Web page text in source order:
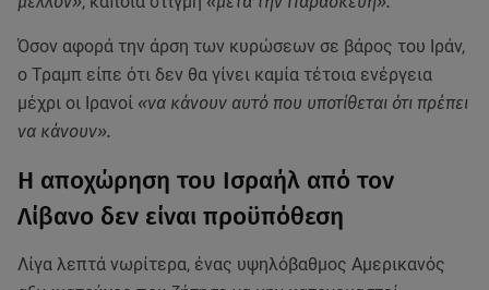
Όσον αφορά την άρση των κυρώσεων σε βάρος του Ιράν,
ο Τραμπ είπε ότι δεν θα γίνει καμία τέτοια ενέργεια
μέχρι οι Ιρανοί «να κάνουν αυτό που υποτίθεται ότι πρέπει
να κάνουν».
Η αποχώρηση του Ισραήλ από τον
Λίβανο δεν είναι προϋπόθεση
Λίγα λεπτά νωρίτερα, ένας υψηλόβαθμος Αμερικανός